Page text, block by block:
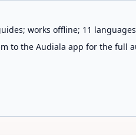
works offline; 11
to the Audiala app for the full